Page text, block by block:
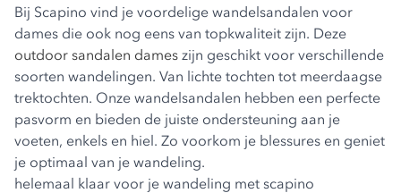
Bij Scapino vind je voordelige wandelsandalen voor
dames die ook nog eens van topkwaliteit zijn. Deze
outdoor sandalen dames zijn geschikt voor verschillende
soorten wandelingen. Van lichte tochten tot meerdaagse
trektochten. Onze wandelsandalen hebben een perfecte
pasvorm en bieden de juiste ondersteuning aan je
voeten, enkels en hiel. Zo voorkom je blessures en geniet
je optimaal van je wandeling.
helemaal klaar voor je wandeling met scapino